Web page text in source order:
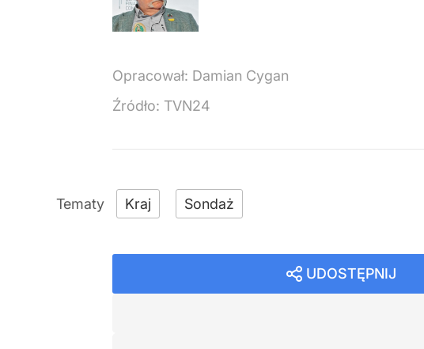
Opracował: Damian Cygan
Źródło: TVN24
Kraj Sondaż
UDOSTĘPNIJ